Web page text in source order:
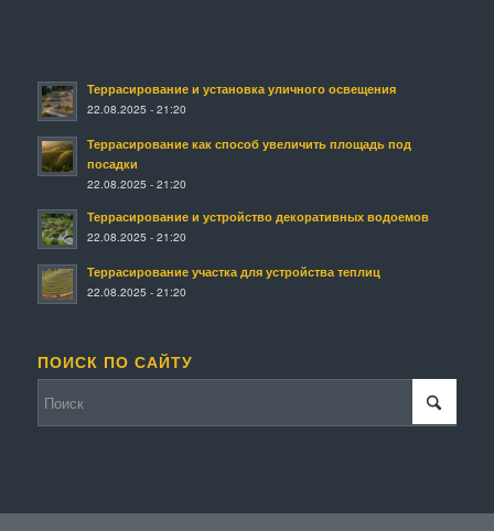
Террасирование и установка уличного освещения
22.08.2025 - 21:20
Террасирование как способ увеличить площадь под
посадки
22.08.2025 - 21:20
Террасирование и устройство декоративных водоемов
22.08.2025 - 21:20
Террасирование участка для устройства теплиц
22.08.2025 - 21:20
ПОИСК ПО САЙТУ